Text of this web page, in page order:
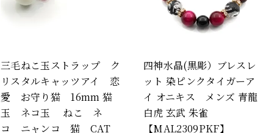
三毛ねこ玉ストラップ ク
リスタルキャッツアイ 恋
愛 お守り猫 16mm 猫
玉 ネコ玉 ねこ ネ
コ ニャンコ 猫 CAT
四神水晶(黒彫）ブレスレ
ット 染ピンクタイガーア
イ オニキス メンズ 青龍
白虎 玄武 朱雀
【MAL2309PKF】